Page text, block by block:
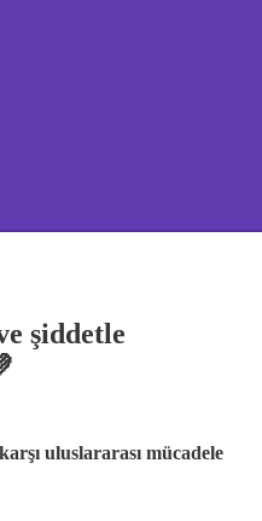
şiddetle
uluslararası mücadele